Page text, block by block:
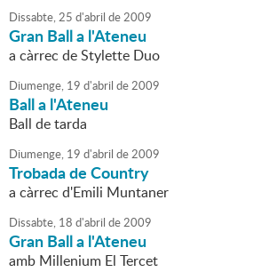
Dissabte,25 d'abril de2009
Gran Ball a l'Ateneu
a càrrec de Stylette Duo
Diumenge, 19 d'abril de2009
Ball a l'Ateneu
Ball de tarda
Diumenge, 19 d'abril de2009
Trobada de Country
a càrrec d'Emili Muntaner
Dissabte, 18 d'abril de2009
Gran Ball a l'Ateneu
amb Millenium El Tercet